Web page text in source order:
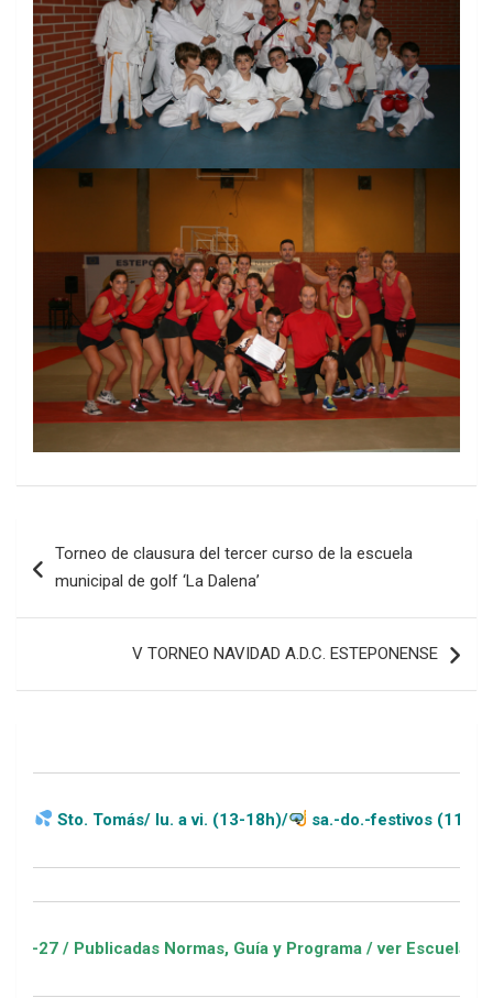
de
Torneo de clausura del tercer curso de la escuela
municipal de golf ‘La Dalena’
V TORNEO NAVIDAD A.D.C. ESTEPONENSE
(13-18h)/ sa.-do.-festivos (11-20h)
Guía y Programa / ver Escuelas Deportivas